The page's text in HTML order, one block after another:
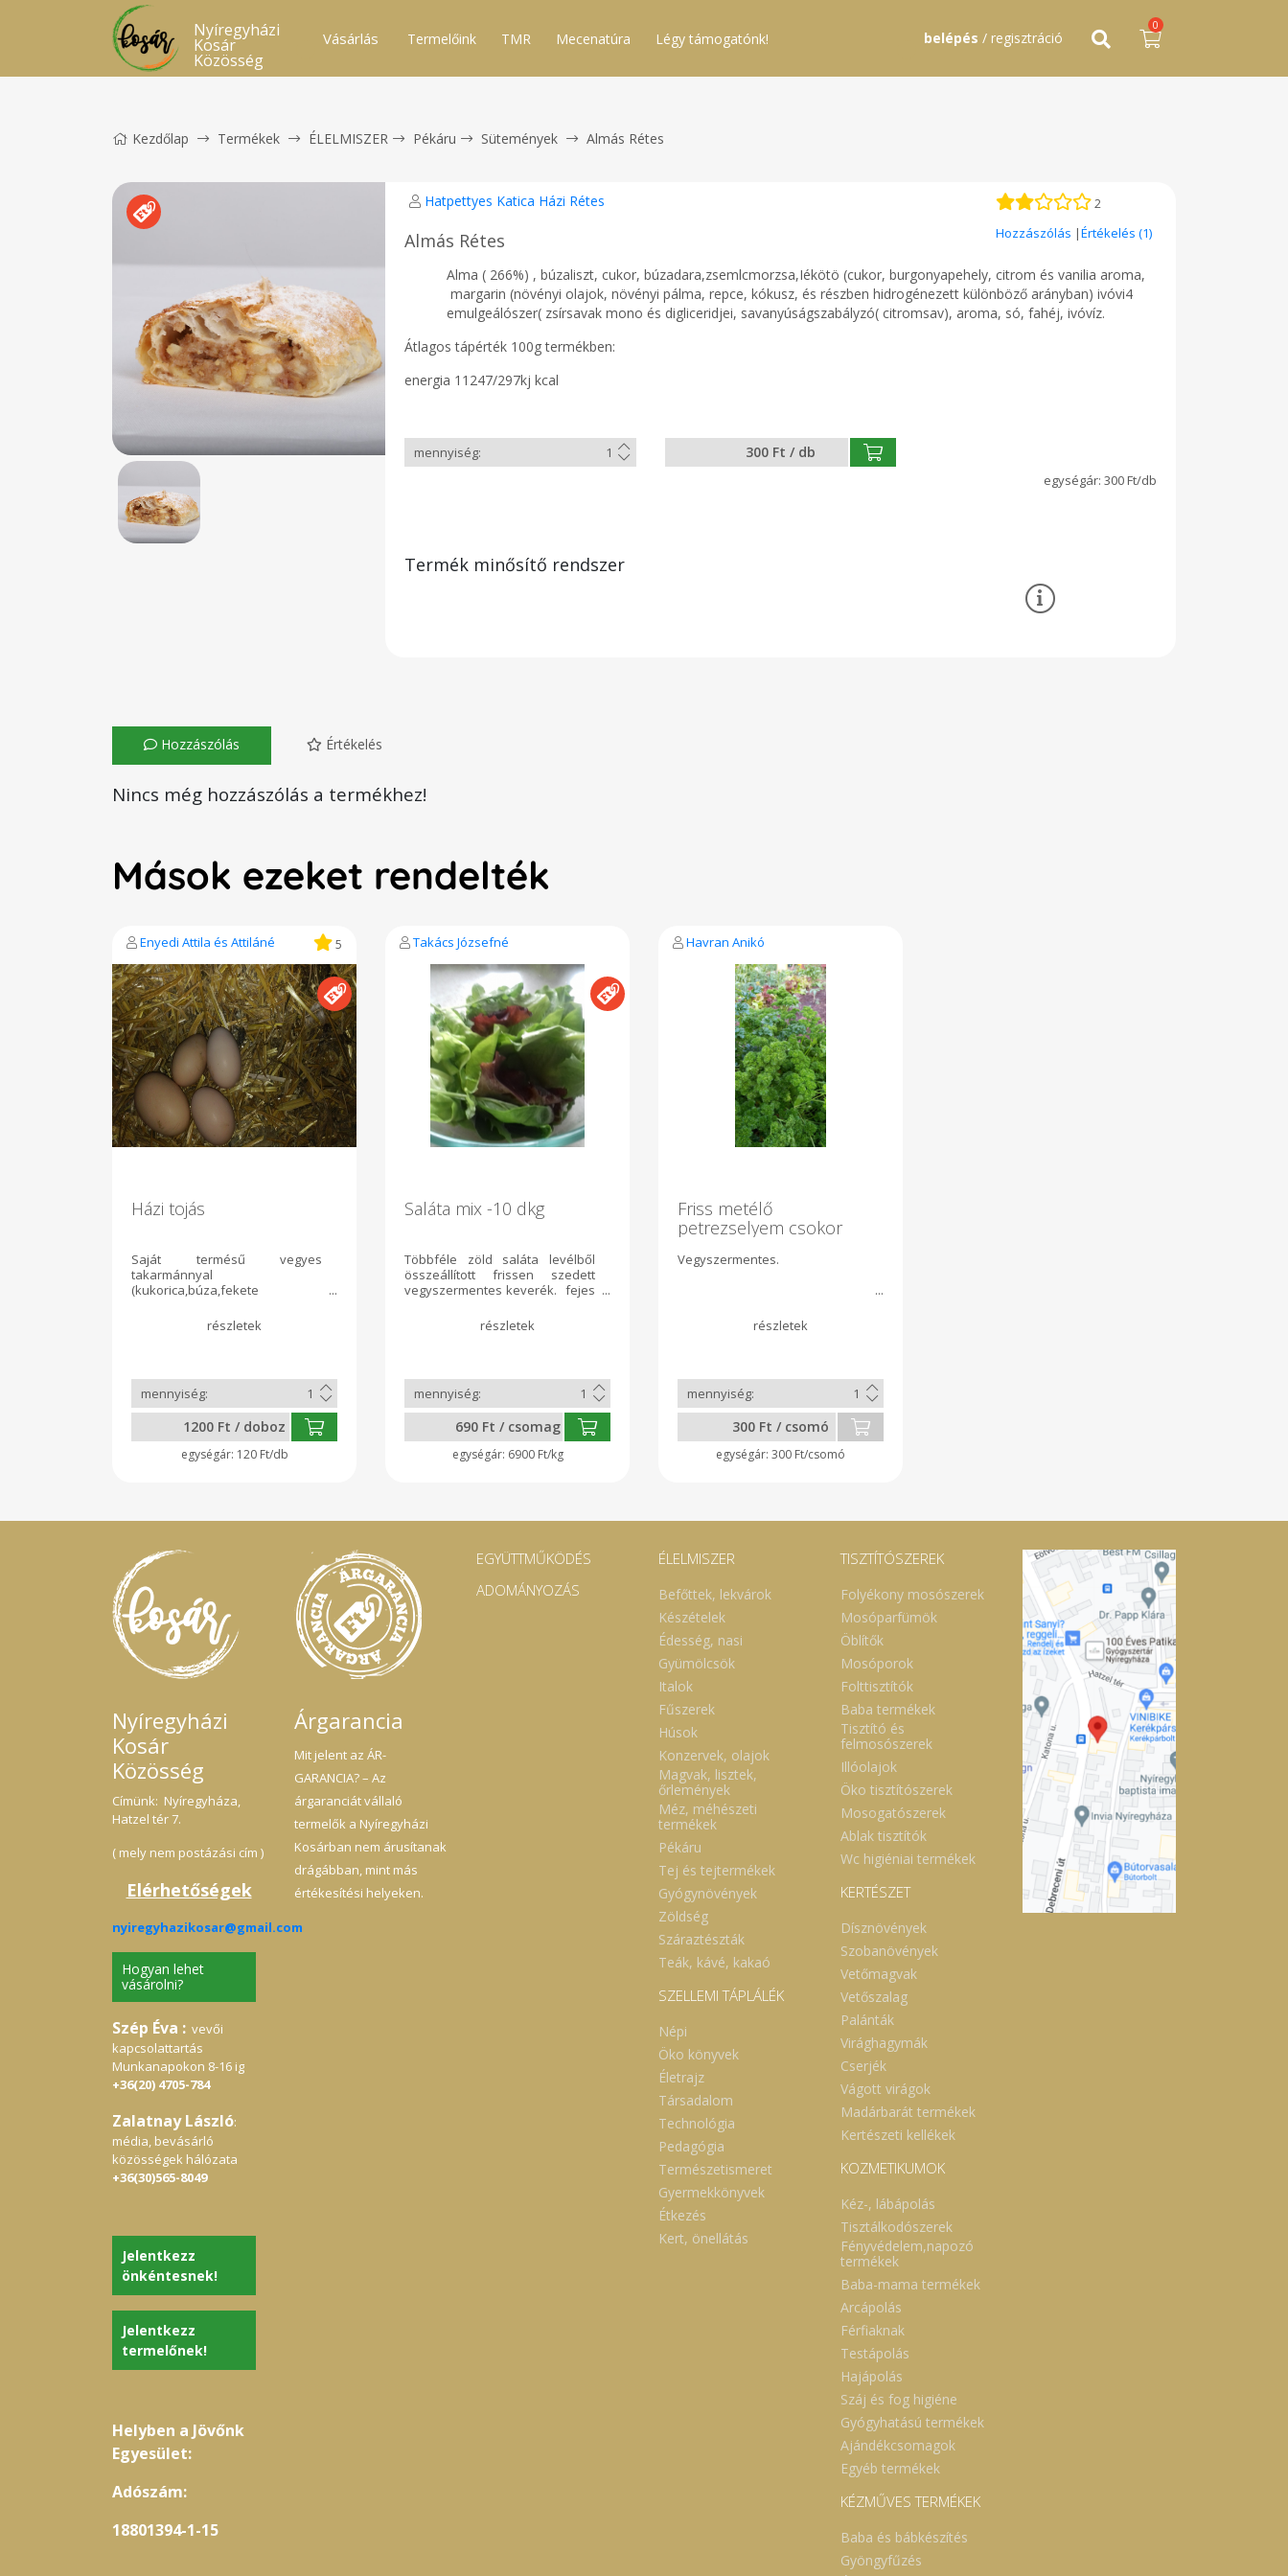
Nyíregyházi
Kosár
Közösség
Vásárlás Termelőink TMR Mecenatúra Légy támogatónk! belépés / regisztráció
0
Kezdőlap Termékek ÉLELMISZER Pékáru Sütemények Almás Rétes
Hatpettyes Katica Házi Rétes 2
Hozzászólás |Értékelés (1)
Almás Rétes
Alma ( 266%) , búzaliszt, cukor, búzadara,zsemlcmorzsa,Iékötö (cukor, burgonyapehely, citrom és vanilia aroma,
margarin (növényi olajok, növényi pálma, repce, kókusz, és részben hidrogénezett különböző arányban) ivóvi4
emulgeálószer( zsírsavak mono és digliceridjei, savanyúságszabályzó( citromsav), aroma, só, fahéj, ivóvíz.
Átlagos tápérték 100g termékben:
energia 11247/297kj kcal
300 Ft / db
300 Ft/db
Termék minősítő rendszer
Hozzászólás Értékelés
Nincs még hozzászólás a termékhez!
Mások ezeket rendelték
Enyedi Attila és Attiláné 5
Házi tojás
Saját termésű vegyes
takarmánnyal
(kukorica,búza,fekete
etetett, szabadtartású baromfi
tyúktojás 10 db/doboz.
1200 Ft / doboz
120 Ft/db
Takács Józsefné
Saláta mix -10 dkg
Többféle zöld saláta levélből
összeállított frissen szedett
vegyszermentes keverék. fejes
zöld turmix alap, de
fogyasztható salátaként
690 Ft / csomag
6900 Ft/kg
Havran Anikó
Friss metélő
petrezselyem csokor
Vegyszermentes.
300 Ft / csomó
300 Ft/csomó
Nyíregyházi
Kosár
Közösség
Címünk: Nyíregyháza,
Hatzel tér 7.
( mely nem postázási cím )
Elérhetőségek
nyiregyhazikosar@gmail.com
Hogyan lehet
vásárolni?
Szép Éva : vevői
kapcsolattartás
Munkanapokon 8-16 ig
+36(20) 4705-784
Zalatnay László:
média, bevásárló
közösségek hálózata
+36(30)565-8049
Jelentkezz
önkéntesnek!
Jelentkezz
termelőnek!
Helyben a Jövőnk
Egyesület:
Adószám:
18801394-1-15
Árgarancia
Mit jelent az ÁR-
GARANCIA? – Az
árgaranciát vállaló
termelők a Nyíregyházi
Kosárban nem árusítanak
drágábban, mint más
értékesítési helyeken.
EGYÜTTMŰKÖDÉS
ADOMÁNYOZÁS
ÉLELMISZER
Befőttek, lekvárok
Készételek
Édesség, nasi
Gyümölcsök
Italok
Fűszerek
Húsok
Konzervek, olajok
Magvak, lisztek,
őrlemények
Méz, méhészeti
termékek
Pékáru
Tej és tejtermékek
Gyógynövények
Zöldség
Száraztészták
Teák, kávé, kakaó
SZELLEMI TÁPLÁLÉK
Népi
Öko könyvek
Életrajz
Társadalom
Technológia
Pedagógia
Természetismeret
Gyermekkönyvek
Étkezés
Kert, önellátás
TISZTÍTÓSZEREK
Folyékony mosószerek
Mosóparfümök
Öblítők
Mosóporok
Folttisztítók
Baba termékek
Tisztító és
felmosószerek
Illóolajok
Öko tisztítószerek
Mosogatószerek
Ablak tisztítók
Wc higiéniai termékek
KERTÉSZET
Dísznövények
Szobanövények
Vetőmagvak
Vetőszalag
Palánták
Virághagymák
Cserjék
Vágott virágok
Madárbarát termékek
Kertészeti kellékek
KOZMETIKUMOK
Kéz-, lábápolás
Tisztálkodószerek
Fényvédelem,napozó
termékek
Baba-mama termékek
Arcápolás
Férfiaknak
Testápolás
Hajápolás
Száj és fog higiéne
Gyógyhatású termékek
Ajándékcsomagok
Egyéb termékek
KÉZMŰVES TERMÉKEK
Baba és bábkészítés
Gyöngyfűzés